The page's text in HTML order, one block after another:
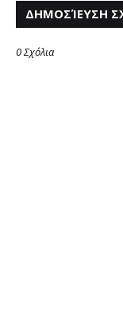
ΔΗΜΟΣΊΕΥΣΗ
0 Σχόλια